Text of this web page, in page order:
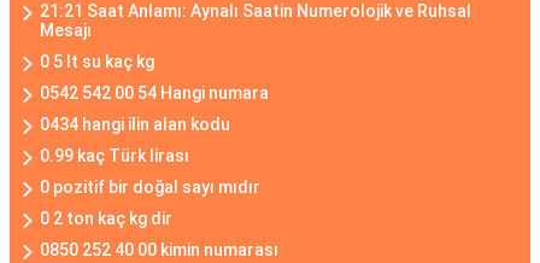
21:21 Saat Anlamı: Aynalı Saatin Numerolojik ve Ruhsal
Mesajı
0 5 lt su kaç kg
0542 542 00 54 Hangi numara
0434 hangi ilin alan kodu
0.99 kaç Türk lirası
0 pozitif bir doğal sayı mıdır
0 2 ton kaç kg dir
0850 252 40 00 kimin numarası